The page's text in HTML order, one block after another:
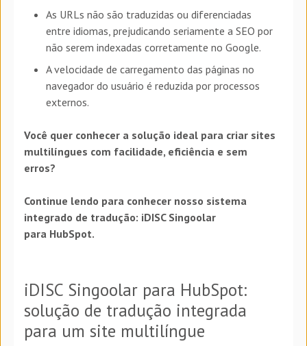
As URLs não são traduzidas ou diferenciadas
entre idiomas, prejudicando seriamente a SEO por
não serem indexadas corretamente no Google.
A velocidade de carregamento das páginas no
navegador do usuário é reduzida por processos
externos.
Você quer conhecer a solução ideal para criar sites
multilíngues com facilidade, eficiência e sem
erros?
Continue lendo para conhecer nosso sistema
integrado de tradução: iDISC Singoolar
para HubSpot.
iDISC Singoolar para HubSpot:
solução de tradução integrada
para um site multilíngue